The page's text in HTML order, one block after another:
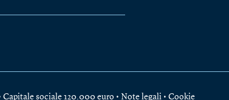
sociale 120.000 euro • Note legali • Cookie